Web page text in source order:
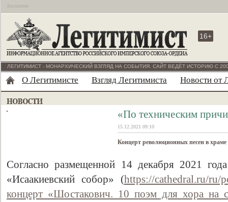
Бесплатно
16+
ЛЕГИТИМИСТ - МОНАРХИЧЕСКИЙ ВЗГЛЯД НА СОБЫТИЯ. САЙТ ВЕДЁТ ИСТОРИЮ С
О Легитимисте Взгляд Легитимиста Новости от
«По техническим
15.12.2021 09:10
Концерт революционных песен в
Согласно размещенной 14 декабря 2021
«Исаакиевский собор» (https://cathedral.ru/ru/
концерт «Шостакович. 10 поэм для хора на